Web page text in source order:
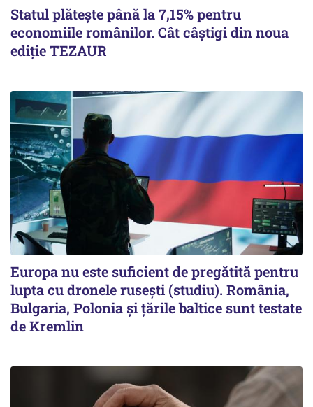
Statul plătește până la 7,15% pentru
economiile românilor. Cât câștigi din noua
ediție TEZAUR
Europa nu este suficient de pregătită pentru
lupta cu dronele rusești (studiu). România,
Bulgaria, Polonia și țările baltice sunt testate
de Kremlin